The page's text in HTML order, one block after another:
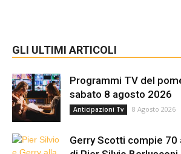
GLI ULTIMI ARTICOLI
Programmi TV del
sabato 8 agosto 2026
Anticipazioni Tv 8 Agosto 2026
Gerry Scotti compie 70